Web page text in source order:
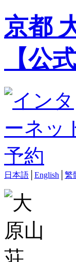
京都
【公
日本語 English 繁